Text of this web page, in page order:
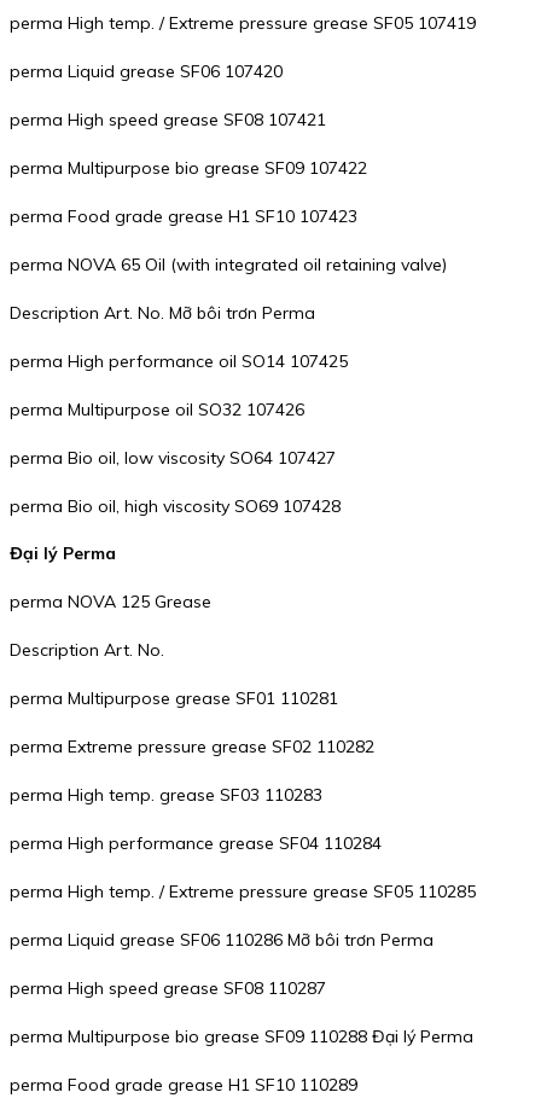
perma High temp. / Extreme pressure grease SF05 107419
perma Liquid grease SF06 107420
perma High speed grease SF08 107421
perma Multipurpose bio grease SF09 107422
perma Food grade grease H1 SF10 107423
perma NOVA 65 Oil (with integrated oil retaining valve)
Description Art. No. Mỡ bôi trơn Perma
perma High performance oil SO14 107425
perma Multipurpose oil SO32 107426
perma Bio oil, low viscosity SO64 107427
perma Bio oil, high viscosity SO69 107428
Đại lý Perma
perma NOVA 125 Grease
Description Art. No.
perma Multipurpose grease SF01 110281
perma Extreme pressure grease SF02 110282
perma High temp. grease SF03 110283
perma High performance grease SF04 110284
perma High temp. / Extreme pressure grease SF05 110285
perma Liquid grease SF06 110286 Mỡ bôi trơn Perma
perma High speed grease SF08 110287
perma Multipurpose bio grease SF09 110288 Đại lý Perma
perma Food grade grease H1 SF10 110289